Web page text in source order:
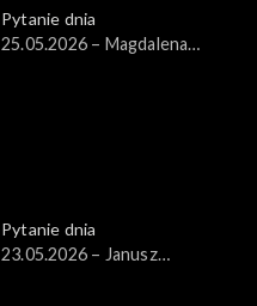
Pytanie dnia
25.05.2026 – Magdalena
Pytanie dnia
23.05.2026 – Janusz